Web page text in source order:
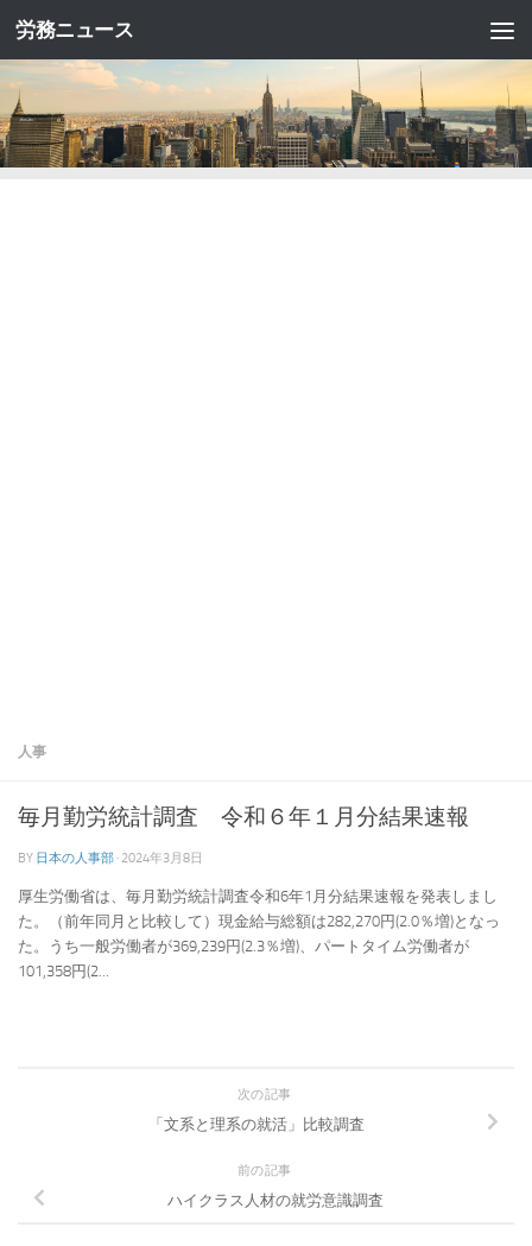
コンテンツへスキップ
労務ニュース
人事
毎月勤労統計調査 令和６年１月分結果速報
BY 日本の人事部 · 2024年3月8日
厚生労働省は、毎月勤労統計調査令和6年1月分結果速報を発表しまし
た。（前年同月と比較して）現金給与総額は282,270円(2.0％増)となっ
た。うち一般労働者が369,239円(2.3％増)、パートタイム労働者が
101,358円(2...
次の記事
「文系と理系の就活」比較調査
前の記事
ハイクラス人材の就労意識調査